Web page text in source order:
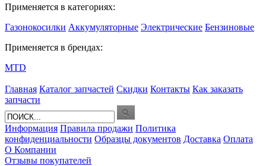
Применяется в категориях:
Газонокосилки Аккумуляторные Электрические Бензиновые
Применяется в брендах:
MTD
Главная Каталог запчастей Скидки Контакты Как заказать
запчасти
Информация Правила продажи Политика
конфиденциальности Образцы документов Доставка Оплата
О Компании
Отзывы покупателей